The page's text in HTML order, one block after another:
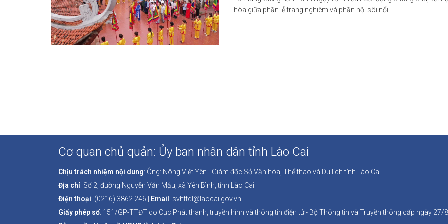
hòa giữa phần lễ trang nghiêm và phần hội sôi nổi.
Cơ quan chủ quản: Ủy ban nhân dân tỉnh Lào Cai
Chịu trách nhiệm nội dung: Ông: Nông Việt Yên - Giám đốc Sở Văn hóa, Thể thao và Du lịch tỉnh Lào Cai
Địa chỉ: Số 2, đường Nguyễn Văn Mậu, xã Yên Bình, tỉnh Lào Cai
Điện thoại: (0216) 3862.246 | Email : svhttdl@laocai.gov.vn
Giấy phép số: 151/GP-TTĐT do Cục Phát thanh, truyền hình và thông tin điện tử - Bộ Thông tin và Truyền thông cấp ngày 27/